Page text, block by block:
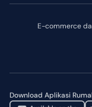
E-commerce
Download Aplikasi